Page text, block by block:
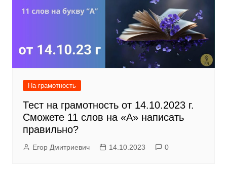
На грамотность
Тест на грамотность от 14.10.2023 г.
Сможете 11 слов на «А» написать
правильно?
Егор Дмитриевич 14.10.2023 0